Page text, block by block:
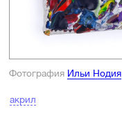
Фотография Ильи Нодия
акрил